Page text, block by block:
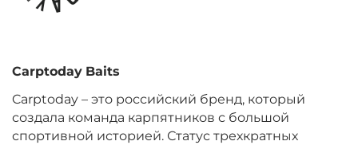
Диаметр:
Вкус:
Мульти Фиш
Carptoday Baits
Carptoday – это российский бренд, который
создала команда карпятников с большой
спортивной историей. Статус трехкратных